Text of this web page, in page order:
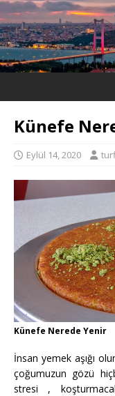
Künefe
Eylül 14, 2020
Künefe Nerede Yenir
İnsan yemek aşığı
çoğumuzun gözü
stresi ,